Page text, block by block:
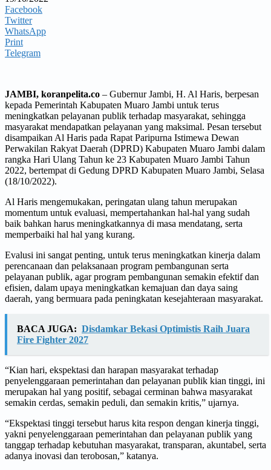
Facebook
Twitter
WhatsApp
Print
Telegram
JAMBI, koranpelita.co – Gubernur Jambi, H. Al Haris, berpesan
kepada Pemerintah Kabupaten Muaro Jambi untuk terus
meningkatkan pelayanan publik terhadap masyarakat, sehingga
masyarakat mendapatkan pelayanan yang maksimal. Pesan tersebut
disampaikan Al Haris pada Rapat Paripurna Istimewa Dewan
Perwakilan Rakyat Daerah (DPRD) Kabupaten Muaro Jambi dalam
rangka Hari Ulang Tahun ke 23 Kabupaten Muaro Jambi Tahun
2022, bertempat di Gedung DPRD Kabupaten Muaro Jambi, Selasa
(18/10/2022).
Al Haris mengemukakan, peringatan ulang tahun merupakan
momentum untuk evaluasi, mempertahankan hal-hal yang sudah
baik bahkan harus meningkatkannya di masa mendatang, serta
memperbaiki hal hal yang kurang.
Evalusi ini sangat penting, untuk terus meningkatkan kinerja dalam
perencanaan dan pelaksanaan program pembangunan serta
pelayanan publik, agar program pembangunan semakin efektif dan
efisien, dalam upaya meningkatkan kemajuan dan daya saing
daerah, yang bermuara pada peningkatan kesejahteraan masyarakat.
BACA JUGA: Disdamkar Bekasi Optimistis Raih Juara
Fire Fighter 2027
“Kian hari, ekspektasi dan harapan masyarakat terhadap
penyelenggaraan pemerintahan dan pelayanan publik kian tinggi, ini
merupakan hal yang positif, sebagai cerminan bahwa masyarakat
semakin cerdas, semakin peduli, dan semakin kritis,” ujarnya.
“Ekspektasi tinggi tersebut harus kita respon dengan kinerja tinggi,
yakni penyelenggaraan pemerintahan dan pelayanan publik yang
tanggap terhadap kebutuhan masyarakat, transparan, akuntabel, serta
adanya inovasi dan terobosan,” katanya.